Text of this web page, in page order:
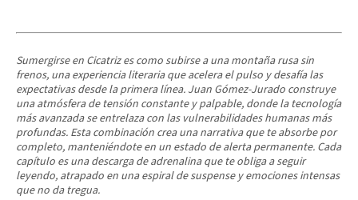
Sumergirse en Cicatrizes como subirse a una montaña rusa sin
frenos, una experiencia literaria que acelera el pulso y desafía las
expectativas desde la primera línea. Juan Gómez-Jurado construye
una atmósfera de tensión constante y palpable, donde la tecnología
más avanzada se entrelaza con las vulnerabilidades humanas más
profundas. Esta combinación crea una narrativa que te absorbe por
completo, manteniéndote en un estado de alerta permanente. Cada
capítulo es una descarga de adrenalina que te obliga a seguir
leyendo, atrapado en una espiral de suspense y emociones intensas
que no da tregua.